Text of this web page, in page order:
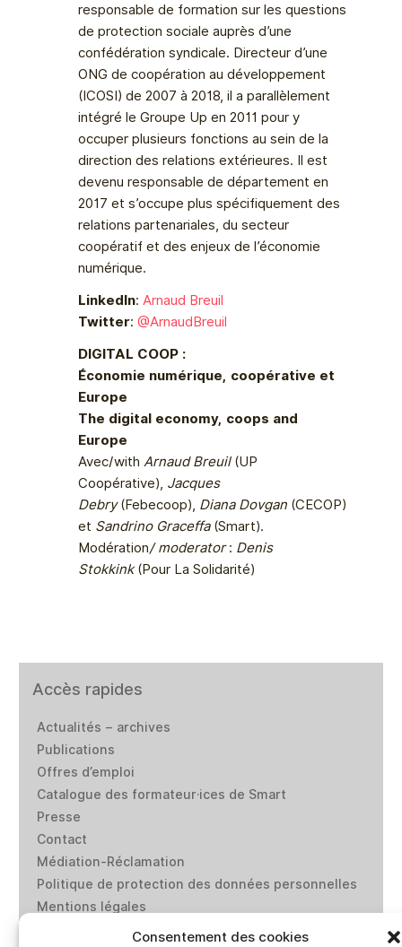
Consentement des cookies
responsable de formation sur les questions
de protection sociale auprès d’une
confédération syndicale. Directeur d’une
ONG de coopération au développement
(ICOSI) de 2007 à 2018, il a parallèlement
intégré le Groupe Up en 2011 pour y
occuper plusieurs fonctions au sein de la
direction des relations extérieures. Il est
devenu responsable de département en
2017 et s’occupe plus spécifiquement des
relations partenariales, du secteur
coopératif et des enjeux de l’économie
numérique.
LinkedIn: Arnaud Breuil
Twitter: @ArnaudBreuil
DIGITAL COOP :
Économie numérique, coopérative et
Europe
The digital economy, coops and
Europe
Avec/with Arnaud Breuil(UP
Coopérative), Jacques
Debry(Febecoop), Diana Dovgan(CECOP)
et Sandrino Graceffa(Smart).
Modération/ moderator: Denis
Stokkink(Pour La Solidarité)
Accès rapides
Actualités – archives
Publications
Offres d’emploi
Catalogue des formateur·ices de Smart
Presse
Contact
Médiation-Réclamation
Politique de protection des données personnelles
Mentions légales
Loi “lanceurs d’alerte”: effectuez un signalement